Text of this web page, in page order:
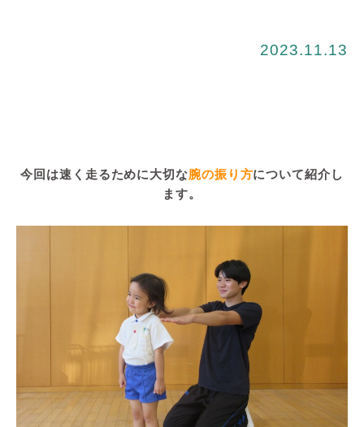
2023.11.13
今回は速く走るために大切な腕の振り方について紹介し
ます。